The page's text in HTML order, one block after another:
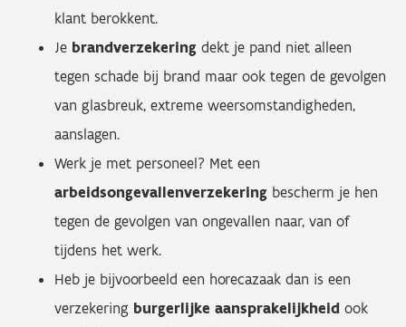
klant berokkent.
Je brandverzekering dekt je pand niet alleen
tegen schade bij brand maar ook tegen de gevolgen
van glasbreuk, extreme weersomstandigheden,
aanslagen.
Werk je met personeel? Met een
arbeidsongevallenverzekering bescherm je hen
tegen de gevolgen van ongevallen naar, van of
tijdens het werk.
Heb je bijvoorbeeld een horecazaak dan is een
verzekering burgerlijke aansprakelijkheid ook